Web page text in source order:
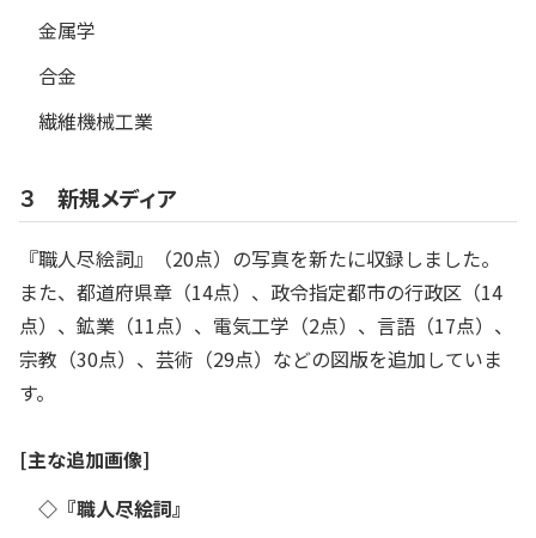
金属学
合金
繊維機械工業
３ 新規メディア
『職人尽絵詞』（20点）の写真を新たに収録しました。
また、都道府県章（14点）、政令指定都市の行政区（14
点）、鉱業（11点）、電気工学（2点）、言語（17点）、
宗教（30点）、芸術（29点）などの図版を追加していま
す。
[主な追加画像]
◇『職人尽絵詞』